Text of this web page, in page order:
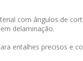
com ângulos de
delaminação.
entalhes precisos e